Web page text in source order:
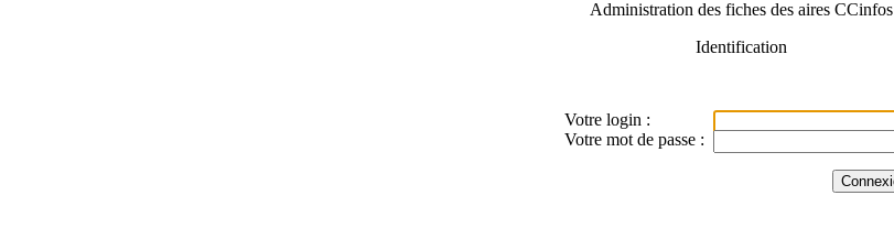
Administration des fiches des aires CCinfos
Identification
Votre login :
Votre mot de passe :